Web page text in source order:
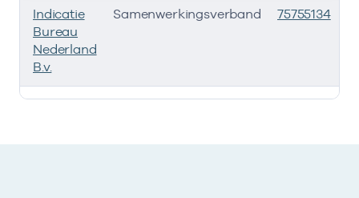
Deze onderneming heeft een relatie met de volgende
Indicatie
Bureau
Nederland
B.v.
Samenwerkingsverband 75755134